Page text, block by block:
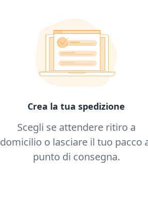
Crea la tua spedizione
Scegli se attendere ritiro a
domicilio o lasciare il tuo pacco
punto di consegna.